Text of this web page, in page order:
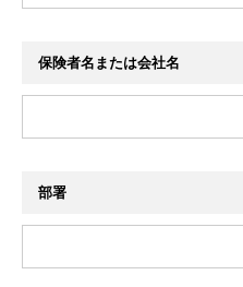
保険者名または会社名
部署